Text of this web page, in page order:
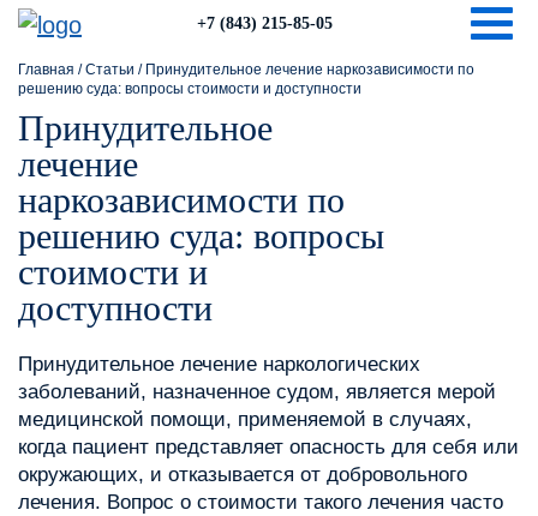
+7 (843) 215-85-05
Главная /Статьи / Принудительное лечение наркозависимости по
решению суда: вопросы стоимости и доступности
Принудительное
лечение
наркозависимости по
решению суда: вопросы
стоимости и
доступности
Принудительное лечение наркологических
заболеваний, назначенное судом, является мерой
медицинской помощи, применяемой в случаях,
когда пациент представляет опасность для себя или
окружающих, и отказывается от добровольного
лечения. Вопрос о стоимости такого лечения часто